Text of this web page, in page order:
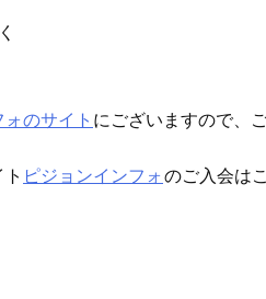
のサイト にございますので、
ピジョンインフォのご入会は